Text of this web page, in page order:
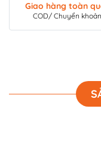
Giao hàng toàn
COD/ Chuyển khoản